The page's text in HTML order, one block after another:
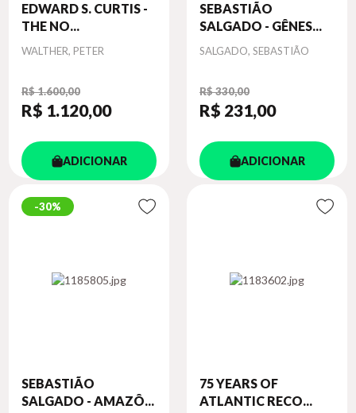
EDWARD S. CURTIS -
THE NO...
Autor
WALTHER, PETER
R$ 1.600,00
R$ 1.120,00
ADICIONAR
SEBASTIÃO
SALGADO - GÊNES...
Autor
SALGADO, SEBASTIÃO
R$ 330,00
R$ 231,00
ADICIONAR
30%
SEBASTIÃO
SALGADO - AMAZÔ...
75 YEARS OF
ATLANTIC RECO...